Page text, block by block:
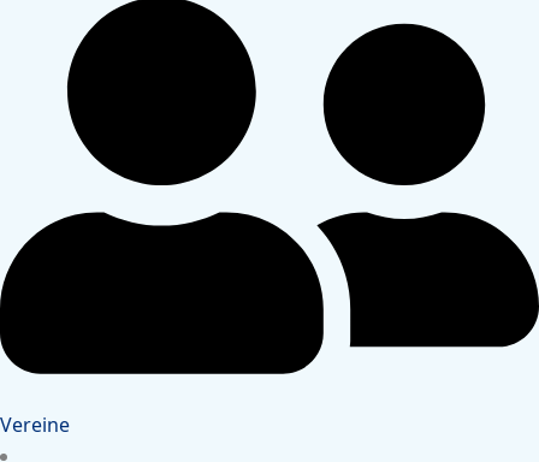
Vereine